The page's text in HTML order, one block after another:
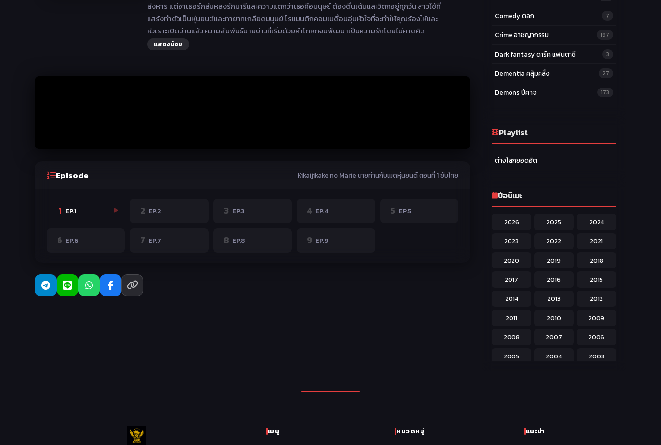
สังหาร แต่อาเธอร์กลับหลงรักมารีและความแตกว่าเธอคือมนุษย์ ต้องตื่นเต้นและวิตกอยู่ทุกวัน สาวใช้ที่
แสร้งทำตัวเป็นหุ่นยนต์และทายาทเกลียดมนุษย์ โรแมนติกคอมเมดี้อบอุ่นหัวใจที่จะทำให้คุณร้องไห้และ
หัวเราะเปิดม่านแล้ว ความสัมพันธ์นายบ่าวที่เริ่มด้วยคำโกหกจนพัฒนาเป็นความรักโดยไม่คาดคิด
แสดงน้อย
Episode Kikaijikake no Marie นายท่านกับเมดหุ่นยนต์ ตอนที่ 1 ซับไทย
1 EP.1 2 EP.2 3 EP.3 4 EP.4 5 EP.5
6 EP.6 7 EP.7 8 EP.8 9 EP.9
Comedy ตลก 7
Crime อาชญากรรม 197
Dark fantasy ดาร์ค แฟนตาซี 3
Dementia คลุ้มคลั่ง 27
Demons ปีศาจ 173
Ecchi หื่น
Harem ฮาเร็ม 60
Hentai ลามก 42
Historical ประวัติศาสตร์
Horror หลอน
Isekai ต่างโลก 208
Josei สำหรับผู้หญิง
Kids สำหรับเด็ก 227
Magic เวทย์มนต์ 108
Martial Arts ศิลปะการต่อสู้ 38
Mystery ลึกลับ
Playlist
ต่างโลกยอดฮิต
ปีอนิเมะ
2026 2025 2024
2023 2022 2021
2020 2019 2018
2017 2016 2015
2014 2013 2012
2011 2010 2009
2008 2007 2006
2005 2004 2003
เมนู หมวดหมู่ แนะนำ